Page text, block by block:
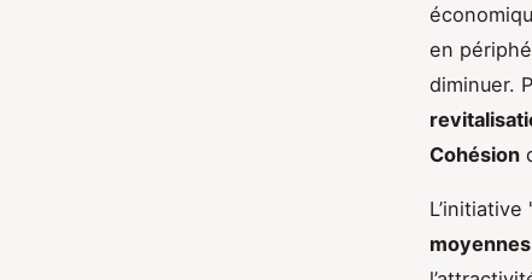
en
diminuer.
Cohésion
moyennes